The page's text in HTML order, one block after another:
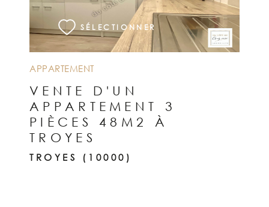
APPARTEMENT
VENTE D'UN
APPARTEMENT 3
PIÈCES 48M2 À
TROYES
TROYES (10000)
SÉLECTIONNER